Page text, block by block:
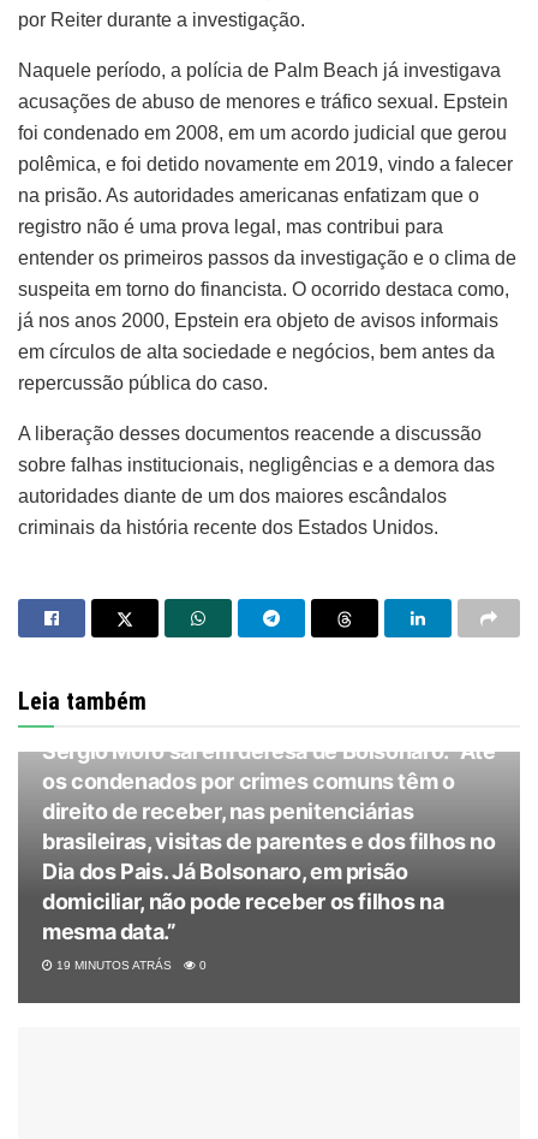
por Reiter durante a investigação.
Naquele período, a polícia de Palm Beach já investigava
acusações de abuso de menores e tráfico sexual. Epstein
foi condenado em 2008, em um acordo judicial que gerou
polêmica, e foi detido novamente em 2019, vindo a falecer
na prisão. As autoridades americanas enfatizam que o
registro não é uma prova legal, mas contribui para
entender os primeiros passos da investigação e o clima de
suspeita em torno do financista. O ocorrido destaca como,
já nos anos 2000, Epstein era objeto de avisos informais
em círculos de alta sociedade e negócios, bem antes da
repercussão pública do caso.
A liberação desses documentos reacende a discussão
sobre falhas institucionais, negligências e a demora das
autoridades diante de um dos maiores escândalos
criminais da história recente dos Estados Unidos.
Leia também
@INVESTIBR
Sergio Moro sai em defesa de Bolsonaro: “Até
os condenados por crimes comuns têm o
direito de receber, nas penitenciárias
brasileiras, visitas de parentes e dos filhos no
Dia dos Pais. Já Bolsonaro, em prisão
domiciliar, não pode receber os filhos na
mesma data.”
19 MINUTOS ATRÁS 0